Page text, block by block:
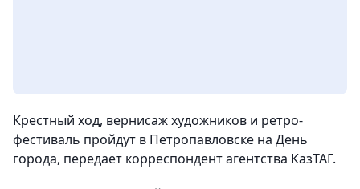
Крестный ход, вернисаж художников и ретро-
фестиваль пройдут в Петропавловске на День
города, передает корреспондент агентства КазТАГ.